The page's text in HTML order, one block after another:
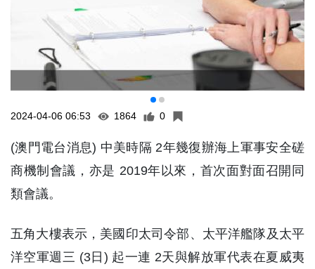
2024-04-06 06:53
(澳門電台消息) 中美時隔 2年幾復辦海上軍事安全磋
商機制會議，亦是 2019年以來，首次面對面召開同
五角大樓表示，美國印太司令部、太平洋艦隊及太平
洋空軍週三 (3日) 起一連 2天與解放軍代表在夏威夷
司令部陸軍上校弗朗西斯指出，與解放軍及區內軍事